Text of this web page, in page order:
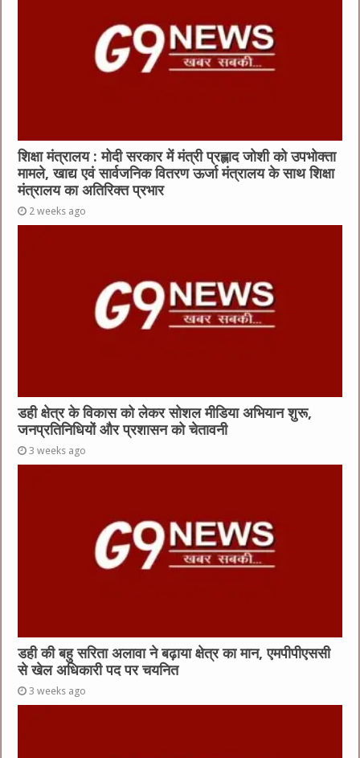
शिक्षा मंत्रालय : मोदी सरकार में मंत्री प्रह्लाद जोशी को उपभोक्ता
मामले, खाद्य एवं सार्वजनिक वितरण ऊर्जा मंत्रालय के साथ शिक्षा
मंत्रालय का अतिरिक्त प्रभार
2 weeks ago
डही क्षेत्र के विकास को लेकर सोशल मीडिया अभियान शुरू,
जनप्रतिनिधियों और प्रशासन को चेतावनी
3 weeks ago
डही की बहु सरिता अलावा ने बढ़ाया क्षेत्र का मान, एमपीपीएससी
से खेल अधिकारी पद पर चयनित
3 weeks ago